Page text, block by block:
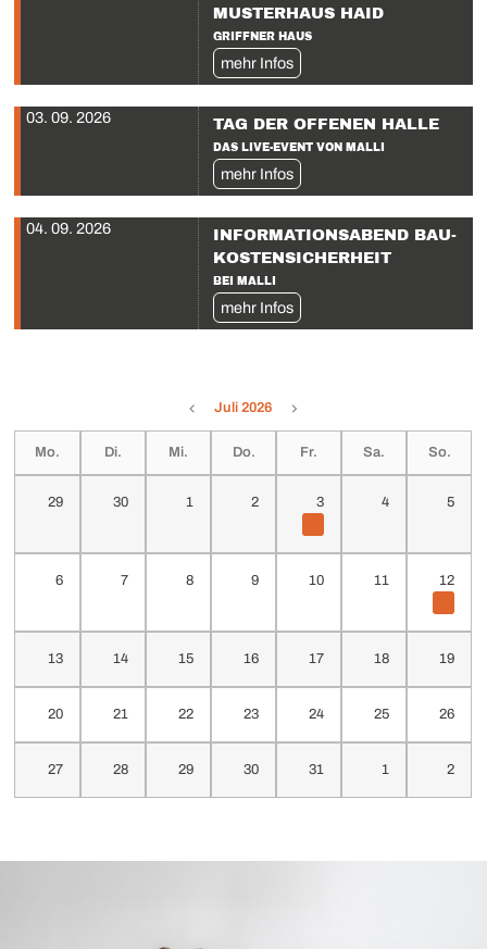
MUSTERHAUS HAID
GRIFFNER HAUS
mehr Infos
03. 09. 2026 TAG DER OFFENEN HALLE
DAS LIVE-EVENT VON MALLI
mehr Infos
04. 09. 2026
INFORMATIONS­ABEND BAU­
KOSTENSICHERHEIT
BEI MALLI
mehr Infos
Juli 2026
Mo. Di. Mi. Do. Fr. Sa. So.
29 30 1 2 3 4 5
6 7 8 9 10 11 12
13 14 15 16 17 18 19
20 21 22 23 24 25 26
27 28 29 30 31 1 2